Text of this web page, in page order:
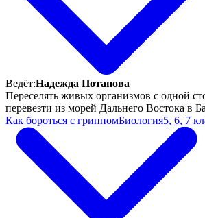
Ведёт:Надежда Потапова
Переселять живых организмов с одной
перевезти из морей Дальнего Востока в
Как бороться с гриппомБиология5, 6, 7